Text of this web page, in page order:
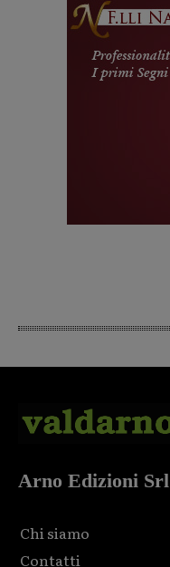
Arno Edizioni Srl
Chi siamo
Contatti